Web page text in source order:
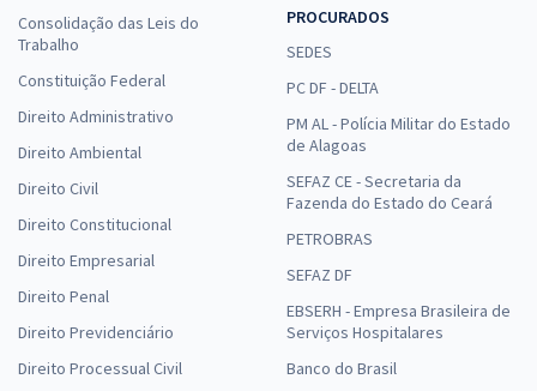
Consolidação das Leis do
Trabalho
Constituição Federal
Direito Administrativo
Direito Ambiental
Direito Civil
Direito Constitucional
Direito Empresarial
Direito Penal
Direito Previdenciário
Direito Processual Civil
PROCURADOS
SEDES
PC DF - DELTA
PM AL - Polícia Militar do Estado
de Alagoas
SEFAZ CE - Secretaria da
Fazenda do Estado do Ceará
PETROBRAS
SEFAZ DF
EBSERH - Empresa Brasileira de
Serviços Hospitalares
Banco do Brasil